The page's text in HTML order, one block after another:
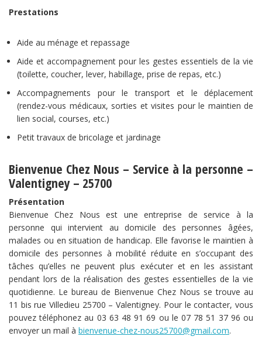
Prestations
Aide au ménage et repassage
Aide et accompagnement pour les gestes essentiels de la vie
(toilette, coucher, lever, habillage, prise de repas, etc.)
Accompagnements pour le transport et le déplacement
(rendez-vous médicaux, sorties et visites pour le maintien de
lien social, courses, etc.)
Petit travaux de bricolage et jardinage
Bienvenue Chez Nous – Service à la personne –
Valentigney – 25700
Présentation
Bienvenue Chez Nous est une entreprise de service à la
personne qui intervient au domicile des personnes âgées,
malades ou en situation de handicap. Elle favorise le maintien à
domicile des personnes à mobilité réduite en s’occupant des
tâches qu’elles ne peuvent plus exécuter et en les assistant
pendant lors de la réalisation des gestes essentielles de la vie
quotidienne. Le bureau de Bienvenue Chez Nous se trouve au
11 bis rue Villedieu 25700 – Valentigney. Pour le contacter, vous
pouvez téléphonez au 03 63 48 91 69 ou le 07 78 51 37 96 ou
envoyer un mail à bienvenue-chez-nous25700@gmail.com.